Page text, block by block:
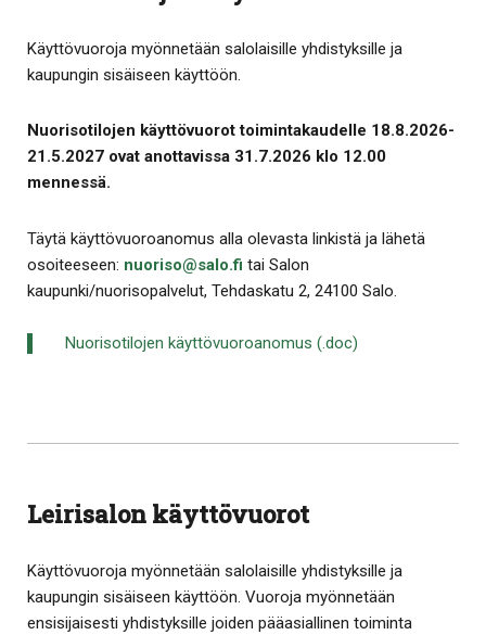
Käyttövuoroja myönnetään salolaisille yhdistyksille ja
kaupungin sisäiseen käyttöön.
Nuorisotilojen käyttövuorot toimintakaudelle 18.8.2026-
21.5.2027 ovat anottavissa 31.7.2026 klo 12.00
mennessä.
Täytä käyttövuoroanomus alla olevasta linkistä ja lähetä
osoiteeseen: nuoriso​@​salo.​fi​ tai Salon
kaupunki/nuorisopalvelut, Tehdaskatu 2, 24100 Salo.
Nuorisotilojen käyttövuoroanomus (.doc)
Leirisalon käyttövuorot
Käyttövuoroja myönnetään salolaisille yhdistyksille ja
kaupungin sisäiseen käyttöön. Vuoroja myönnetään
ensisijaisesti yhdistyksille joiden pääasiallinen toiminta